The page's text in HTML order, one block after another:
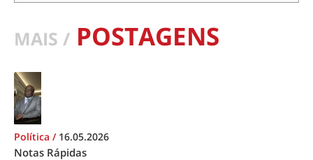
MAIS / POSTAGENS
Política / 16.05.2026
Notas Rápidas